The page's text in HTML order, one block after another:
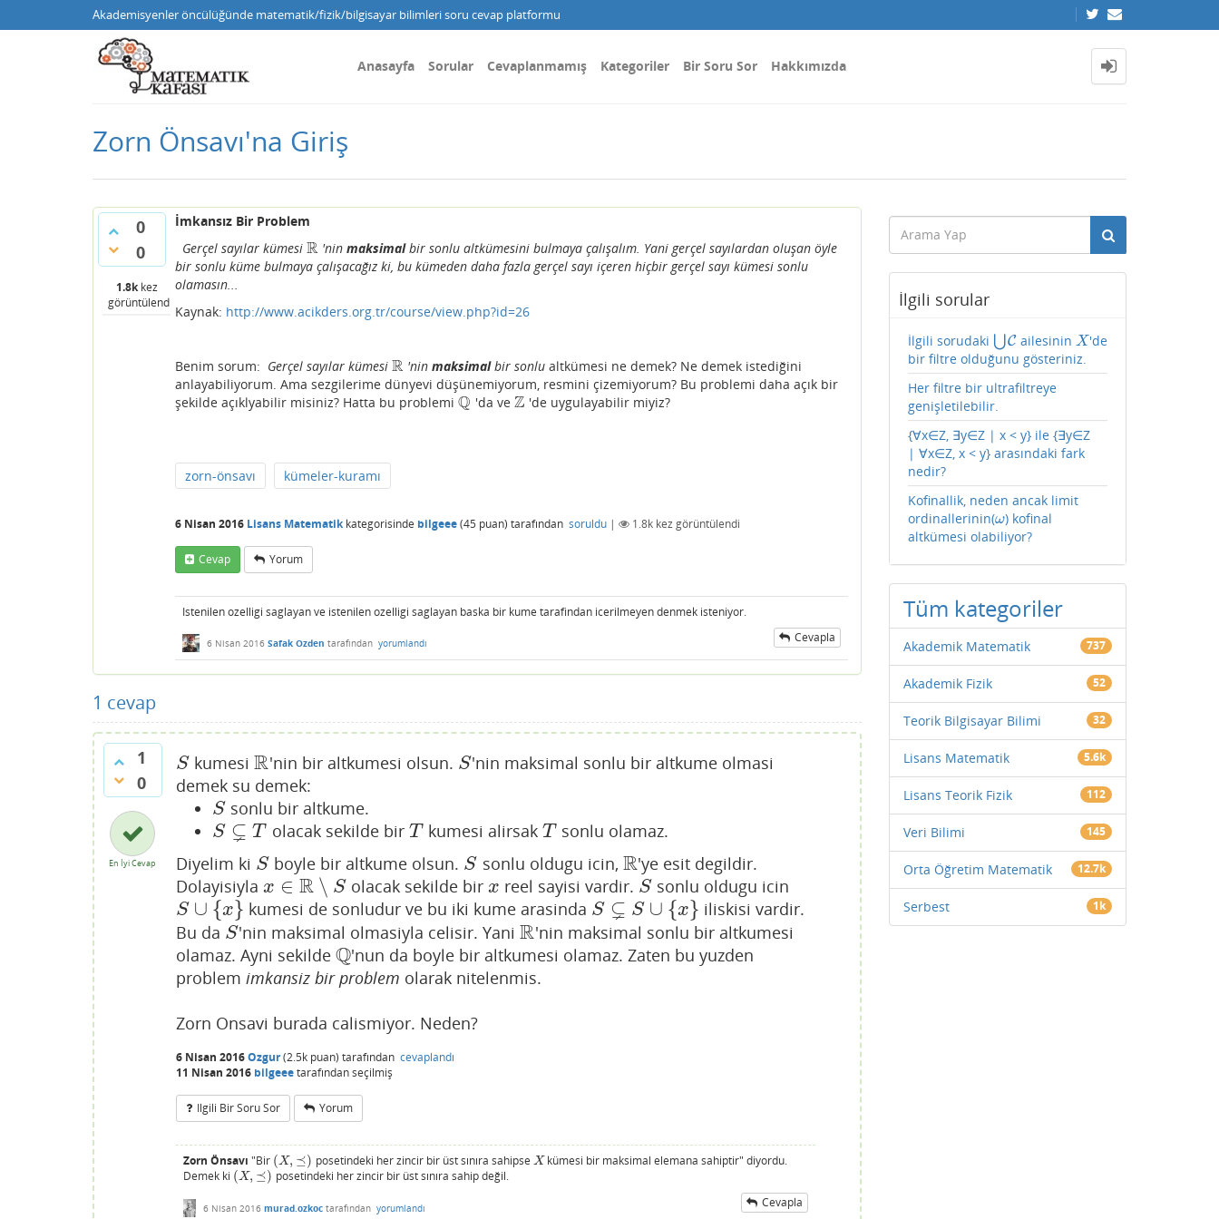
Akademisyenler öncülüğünde matematik/fizik/bilgisayar bilimleri soru cevap platformu
Anasayfa Sorular Cevaplanmamış Kategoriler Bir Soru Sor Hakkımızda
Zorn Önsavı'na Giriş
0
0
1.8kkez
görüntülendi
İmkansız Bir Problem
Gerçel sayılar kümesi R
R 'nin maksimalbir sonlu altkümesini bulmaya çalışalım. Yani gerçel sayılardan oluşan öyle
bir sonlu küme bulmaya çalışacağız ki, bu kümeden daha fazla gerçel sayı içeren hiçbir gerçel sayı kümesi sonlu
olamasın...
Kaynak: http://www.acikders.org.tr/course/view.php?id=26
Benim sorum: Gerçel sayılar kümesi R
R 'nin maksimalbir sonlualtkümesi ne demek? Ne demek istediğini
anlayabiliyorum. Ama sezgilerime dünyevi düşünemiyorum, resmini çizemiyorum? Bu problemi daha açık bir
şekilde açıklyabilir misiniz? Hatta bu problemi Q
Q 'da ve Z
Z 'de uygulayabilir miyiz?
zorn-önsavı kümeler-kuramı
6 Nisan 2016 Lisans Matematikkategorisinde bilgeee(45 puan) tarafından soruldu | 1.8k kez görüntülendi
Cevap Yorum
Istenilen ozelligi saglayan ve istenilen ozelligi saglayan baska bir kume tarafindan icerilmeyen denmek isteniyor.
6 Nisan 2016 Safak Ozden tarafından yorumlandı Cevapla
1 cevap
1
0
En İyi Cevap
S
S kumesiR
R 'nin bir altkumesi olsun. S
S 'nin maksimal sonlu bir altkume olmasi
demek su demek:
S
S sonlu bir altkume.
S ⊊ T
S⊊T olacak sekilde bir T
T kumesi alirsak T
T sonlu olamaz.
Diyelim ki S
S boyle bir altkume olsun. S
S sonlu oldugu icin, R
R 'ye esit degildir.
Dolayisiyla x ∈ R ∖ S
x∈R ∖S olacak sekilde bir x
x reel sayisi vardir. S
S sonlu oldugu icin
S ∪ {x}
S∪{x } kumesi de sonludur ve bu iki kume arasinda S ⊊ S ∪ {x}
S⊊S∪{x }
iliskisi vardir.
Bu da S
S 'nin maksimal olmasiyla celisir. YaniR
R 'nin maksimal sonlu bir altkumesi
olamaz. Ayni sekilde Q
Q'nun da boyle bir altkumesi olamaz. Zaten bu yuzden
problem imkansiz bir problem olarak nitelenmis.
Zorn Onsavi burada calismiyor. Neden?
6 Nisan 2016Ozgur(2.5k puan) tarafından cevaplandı
11 Nisan 2016 bilgeeetarafındanseçilmiş
Ilgili Bir Soru Sor Yorum
Zorn Önsavı "Bir ( X, ⪯)
(X,⪯ ) posetindeki her zincir bir üst sınıra sahipse X
X kümesi bir maksimal elemana sahiptir" diyordu.
Demek ki (X, ⪯)
(X,⪯ ) posetindeki her zincir bir üst sınıra sahip değil.
6 Nisan 2016 murad.ozkoc tarafından yorumlandı Cevapla
İlgili sorular
İlgili sorudaki ⋃C
⋃ C ailesininX
X 'de
bir filtre olduğunu gösteriniz.
Her filtre bir ultrafiltreye
genişletilebilir.
{∀x∈Z, ∃y∈Z | x < y} ile {∃y∈Z
| ∀x∈Z, x < y} arasındaki fark
nedir?
Kofinallik, neden ancak limit
ordinallerinin(ω
ω) kofinal
altkümesi olabiliyor?
Tüm kategoriler
Akademik Matematik 737
Akademik Fizik 52
Teorik Bilgisayar Bilimi 32
Lisans Matematik 5.6k
Lisans Teorik Fizik 112
Veri Bilimi 145
Orta Öğretim Matematik 12.7k
Serbest 1k